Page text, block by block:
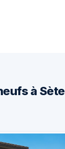
à Sète